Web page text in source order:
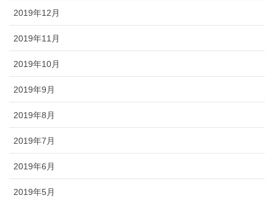
2019年12月
2019年11月
2019年10月
2019年9月
2019年8月
2019年7月
2019年6月
2019年5月